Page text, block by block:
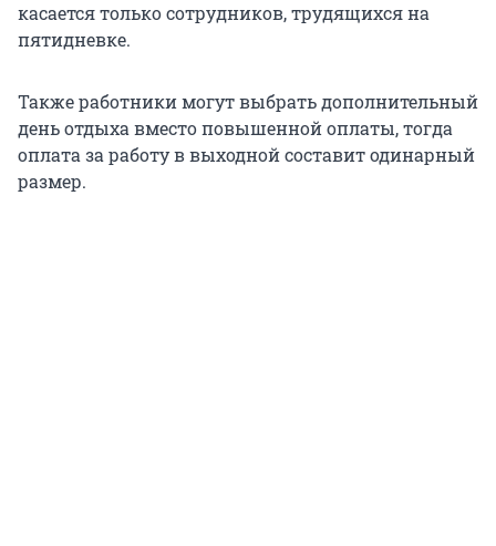
касается только сотрудников, трудящихся на
пятидневке.
Также работники могут выбрать дополнительный
день отдыха вместо повышенной оплаты, тогда
оплата за работу в выходной составит одинарный
размер.